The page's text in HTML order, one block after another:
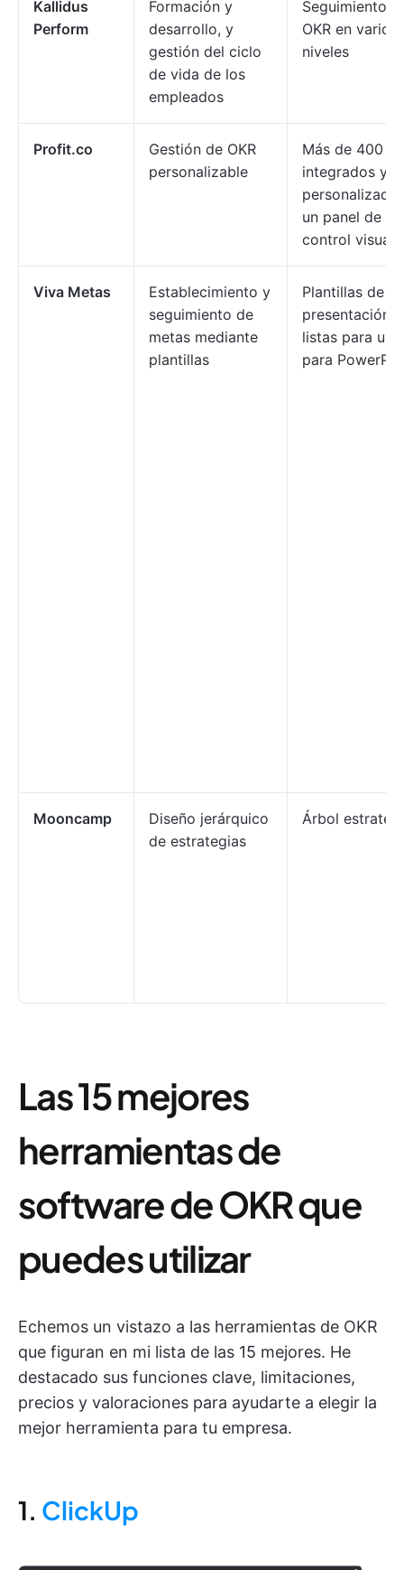
Kallidus
Perform
Formación y
desarrollo, y
gestión del ciclo
de vida de los
empleados
Seguimiento
OKR en varios
niveles
Profit.co
Gestión de OKR
personalizable
Más de 400
integrados y
un panel de
control visual
Viva Metas
Establecimiento y
seguimiento de
metas mediante
plantillas
Plantillas de
presentación
listas para
para
Mooncamp
Diseño jerárquico
de estrategias
Árbol
Las 15 mejores
herramientas de
software de OKR que
puedes utilizar
Echemos un vistazo a las herramientas de OKR
que figuran en mi lista de las 15 mejores. He
destacado sus funciones clave, limitaciones,
precios y valoraciones para ayudarte a elegir la
mejor herramienta para tu empresa.
1. ClickUp